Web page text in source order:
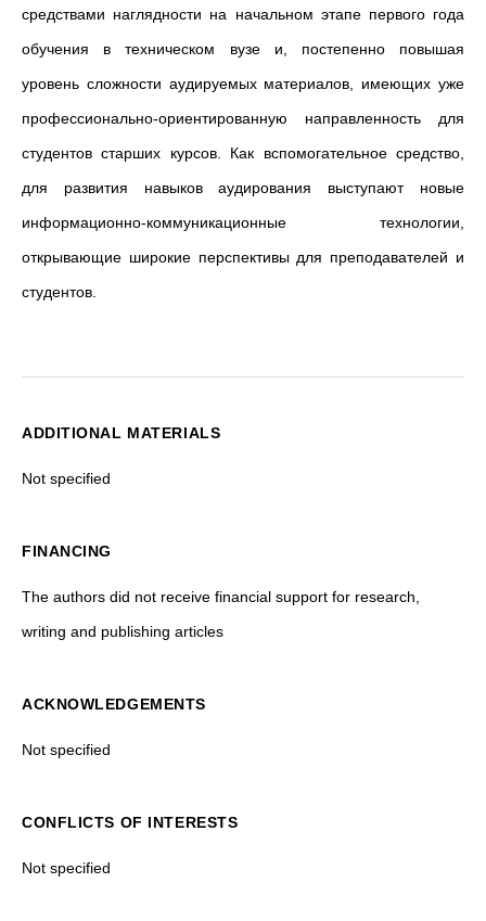
средствами наглядности на начальном этапе первого года
обучения в техническом вузе и, постепенно повышая
уровень сложности аудируемых материалов, имеющих уже
профессионально-ориентированную направленность для
студентов старших курсов. Как вспомогательное средство,
для развития навыков аудирования выступают новые
информационно-коммуникационные технологии,
открывающие широкие перспективы для преподавателей и
студентов.
ADDITIONAL MATERIALS
Not specified
FINANCING
The authors did not receive financial support for research,
writing and publishing articles
ACKNOWLEDGEMENTS
Not specified
CONFLICTS OF INTERESTS
Not specified